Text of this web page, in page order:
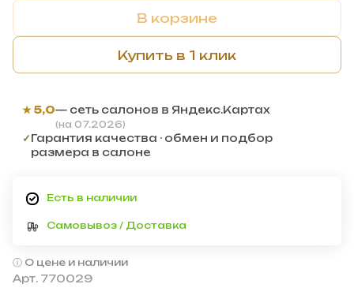
Арт. 770029
В корзине
Купить в 1 клик
★ 5,0— сеть салонов в Яндекс.Картах
(на 07.2026)
✓Гарантия качества · обмен и подбор
размера в салоне
Есть в наличии
Самовывоз / Доставка
О цене и наличии